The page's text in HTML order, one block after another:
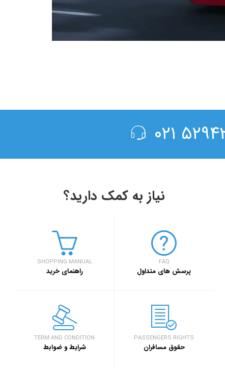
۰۲۱
بزرگ گردشگری «میدان تا میدان»، به مناسبت یکم آذر ماه روز
اربعین ۱۴۰۳
نیاز به کمک دارید؟
SHOPPING MANUAL
راهنمای خرید
FAQ
پرسش های متداول
TERM AND CONDITION
شرایط و ضوابط
PASSENGERS RIGHTS
حقوق مسافران